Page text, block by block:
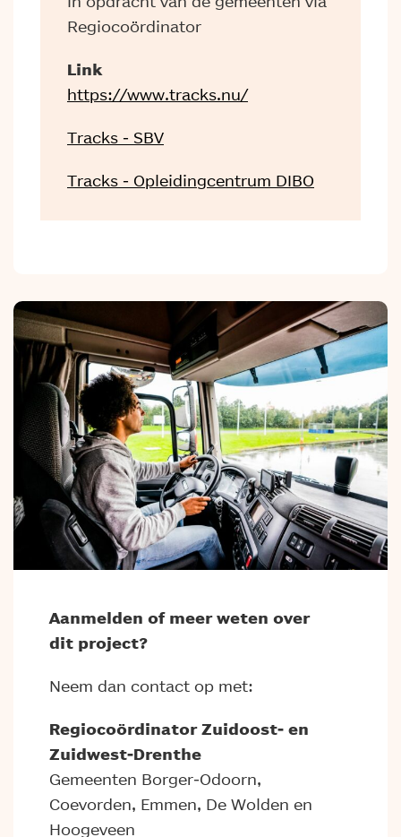
Regiocoördinator
Link
https://www.tracks.nu/
Tracks - SBV
Tracks - Opleidingcentrum DIBO
Aanmelden of meer weten over
dit project?
Neem dan contact op met:
Regiocoördinator Zuidoost- en
Zuidwest-Drenthe
Gemeenten Borger-Odoorn,
Coevorden, Emmen, De Wolden en
Hoogeveen